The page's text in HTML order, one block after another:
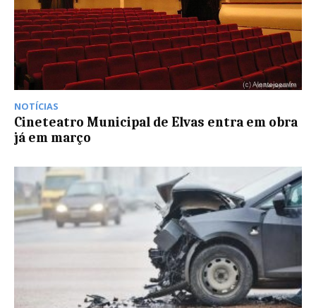
NOTÍCIAS
Cineteatro Municipal de Elvas entra em obra
já em março